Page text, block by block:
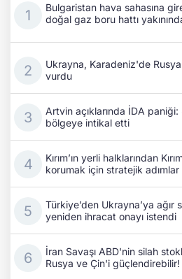
Bulgaristan hava sahasına
doğal gaz boru hattı
Ukrayna, Karadeniz'de
vurdu
Artvin açıklarında İDA paniği:
bölgeye intikal etti
Kırım’ın yerli halklarından
korumak için stratejik
Türkiye’den Ukrayna’ya ağır
yeniden ihracat onayı istendi
İran Savaşı ABD'nin silah
Rusya ve Çin'i güçlendirebilir!